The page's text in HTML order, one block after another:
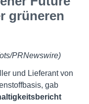
grüneren
PRNewswire)
und Lieferant von
gab